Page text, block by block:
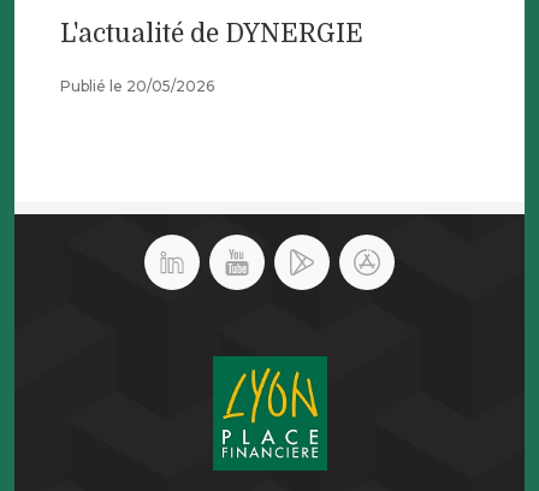
L'actualité de DYNERGIE
Publié le 20/05/2026